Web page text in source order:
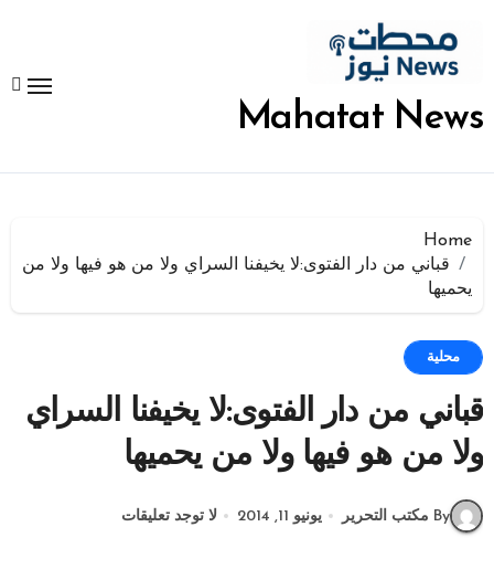
المحتوى
Mahatat News
Home
قباني من دار الفتوى:لا يخيفنا السراي ولا من هو فيها ولا من
يحميها
محلية
قباني من دار الفتوى:لا يخيفنا السراي
ولا من هو فيها ولا من يحميها
By مكتب التحرير يونيو 11, 2014 لا توجد تعليقات